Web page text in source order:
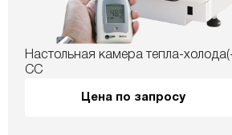
Настольная камера тепла-
CC
Цена по запросу